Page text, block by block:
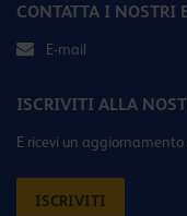
CONTATTA I NOSTRI
E-mail
ISCRIVITI ALLA
E ricevi un
ISCRIVITI